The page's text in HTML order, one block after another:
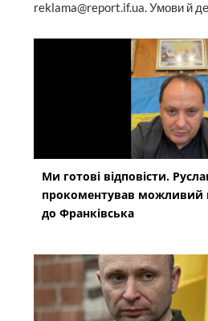
reklama@report.if.ua. Умови й
Ми готові відповісти.
прокоментував можливий
до Франківська